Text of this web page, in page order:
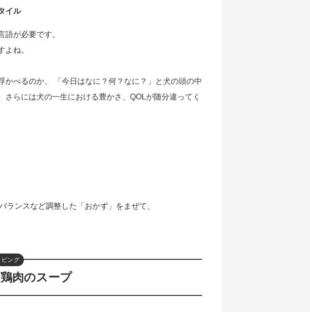
イル
が必要です。
ね。
べるのか、 「今日はなに？何？なに？」と犬の頭の中
らには犬の一生における豊かさ、QOLが随分違ってく
ランスなど調整した「おかず」をまぜて、
ング
肉のスープ